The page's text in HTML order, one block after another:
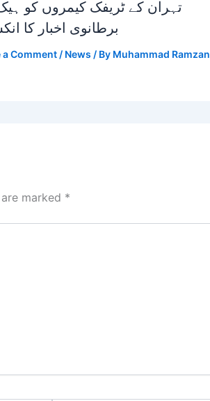
تہران کے ٹریفک کیمروں کو ہیک
برطانوی اخبار کا
a Comment / News / By Muhammad Ramzan
marked *